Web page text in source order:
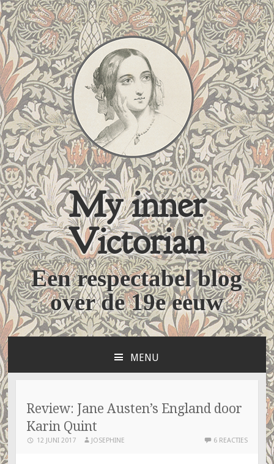
My inner
Victorian
Een respectabel blog
over de 19e eeuw
MENU
SPRINGEN
Review: Jane Austen’s England door
Karin Quint
12 JUNI 2017 JOSEPHINE 6 REACTIES